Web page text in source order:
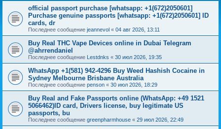
official passport purchase [whatsapp: +1(672)2050601]
Purchase genuine passports [whatsapp: +1(672)2050601] ID
cards, dr
Последнее сообщение jeannevol « 04 авг 2026, 13:11
Buy Real THC Vape Devices online in Dubai Telegram
@ahrrendaniel
Последнее сообщение Lestdnks « 30 июл 2026, 19:35
WhatsApp +1(581) 942-4296 Buy Weed Hashish Cocaine in
Sydney Melbourne Brisbane Australia
Последнее сообщение penson « 30 июл 2026, 18:29
Buy Real and Fake Passports online (WhatsApp: +49 1521
5066462)ID card, Drivers license, buy legitimate US
passports, bu
Последнее сообщение greenpharmhouse « 29 июл 2026, 22:49